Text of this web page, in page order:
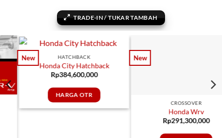
TRADE-IN / TUKAR TAMBAH
New HATCHBACK
Honda City Hatchback
384,600,000
HARGA OTR
Honda Wrv